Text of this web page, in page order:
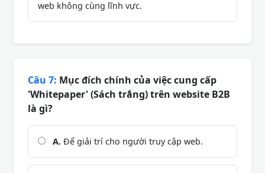
web không cùng lĩnh vực.
Câu 7: Mục đích chính của việc cung cấp
'Whitepaper' (Sách trắng) trên website B2B
là gì?
A. Để giải trí cho người truy cập web.